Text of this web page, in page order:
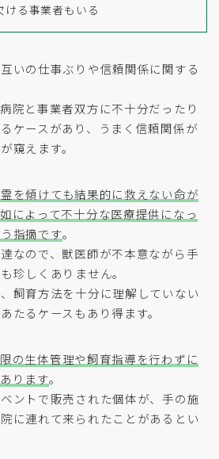
る事業者もいる
いの仕事ぶりや信頼関係に関する
院と事業者双方に不十分だったり
ケースがあり、うまく信頼関係が
窺えます。
を傾けても結果的に救えない命が
によって不十分な医療提供になっ
指摘です。
なので、獣医師が不本意ながら手
珍しくありません。
飼育方法を十分に理解していない
たるケースもあり得ます。
の生体管理や飼育指導を行わずに
ります。
ントで販売された個体が、手の施
に連れて来られたことがあるとい